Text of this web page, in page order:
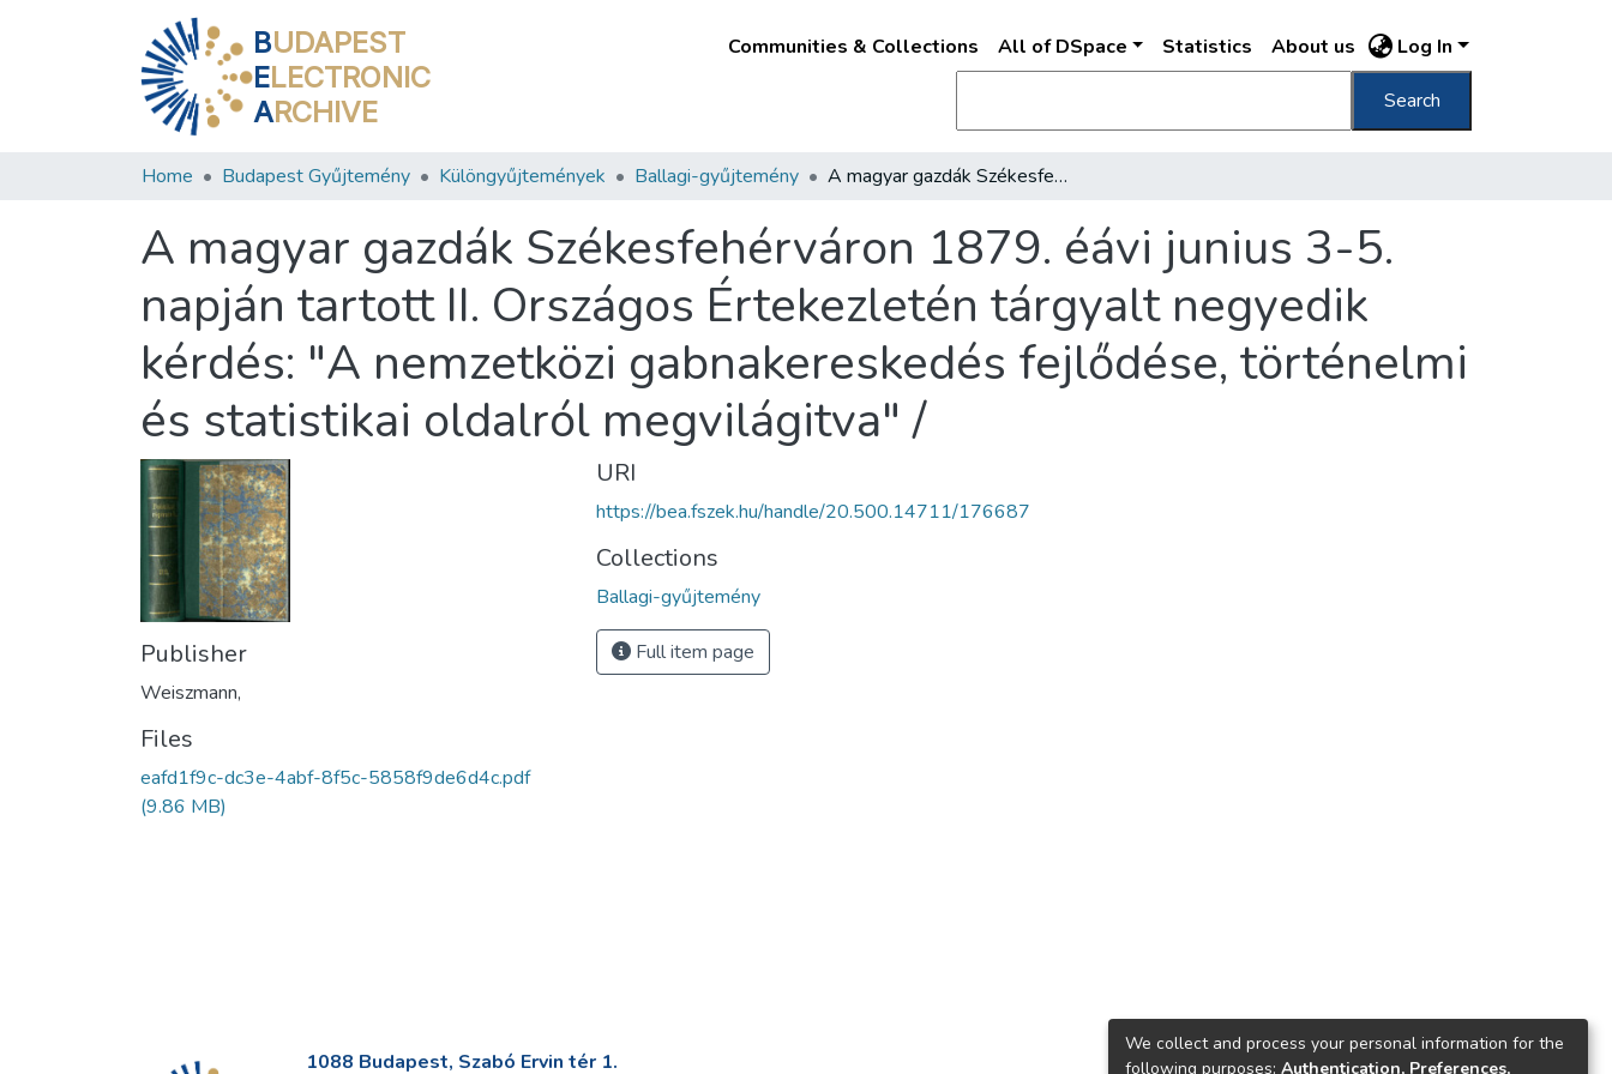
BUDAPEST
ELECTRONIC
ARCHIVE
Communities & Collections All of DSpace Statistics About us Log In
Search
Home Budapest Gyűjtemény Különgyűjtemények Ballagi-gyűjtemény A magyar gazdák Székesfehérváron 1879. éávi junius 3-5. napján tartott II. Országos Értekezletén tárgyalt negyedik kérdés: "A nemzetközi gabnakereskedés fejlődése, történelmi és statistikai oldalról megvilágitva" /
A magyar gazdák Székesfehérváron 1879. éávi junius 3-5.
napján tartott II. Országos Értekezletén tárgyalt negyedik
kérdés: "A nemzetközi gabnakereskedés fejlődése, történelmi
és statistikai oldalról megvilágitva" /
Publisher
Weiszmann,
Files
eafd1f9c-dc3e-4abf-8f5c-5858f9de6d4c.pdf
(9.86 MB)
URI
https://bea.fszek.hu/handle/20.500.14711/176687
Collections
Ballagi-gyűjtemény
Full item page
1088 Budapest, Szabó Ervin tér 1.
We collect and process your personal information for the
following purposes: Authentication, Preferences,